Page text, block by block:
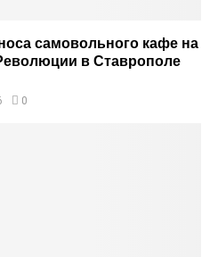
самовольного кафе на
в Ставрополе
0